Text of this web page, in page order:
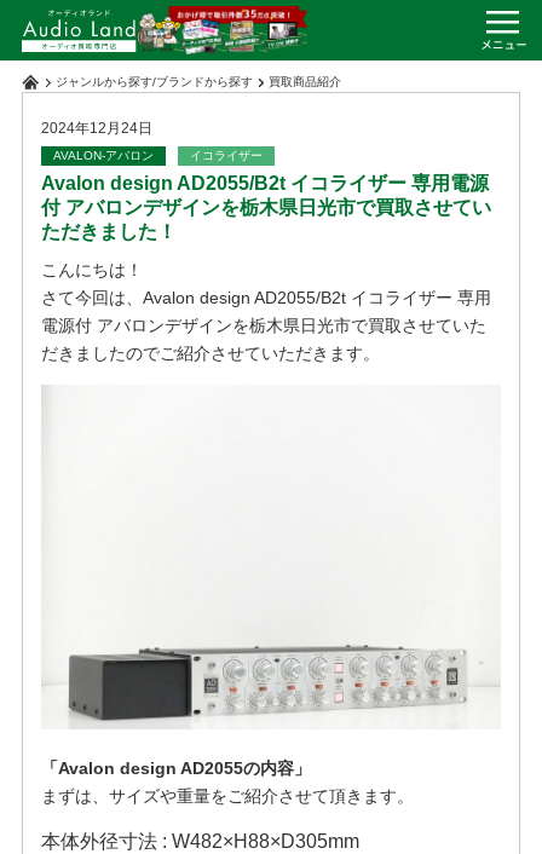
ジャンルから探す/ブランドから探す 買取商品紹介
2024年12月24日
AVALON-アバロン イコライザー
Avalon design AD2055/B2t イコライザー 専用電源
付 アバロンデザインを栃木県日光市で買取させてい
ただきました！
こんにちは！
さて今回は、Avalon design AD2055/B2t イコライザー 専用
電源付 アバロンデザインを栃木県日光市で買取させていた
だきましたのでご紹介させていただきます。
「Avalon design AD2055の内容」
まずは、サイズや重量をご紹介させて頂きます。
本体外径寸法 : W482×H88×D305mm